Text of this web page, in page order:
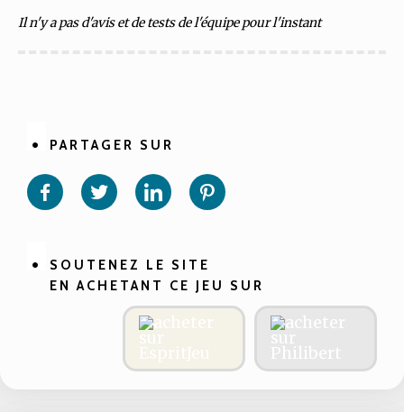
Il n'y a pas d'avis et de tests de l'équipe pour l'instant
PARTAGER SUR
Partager
sur
Partager
sur sur
SOUTENEZ LE SITE
EN ACHETANT CE JEU SUR